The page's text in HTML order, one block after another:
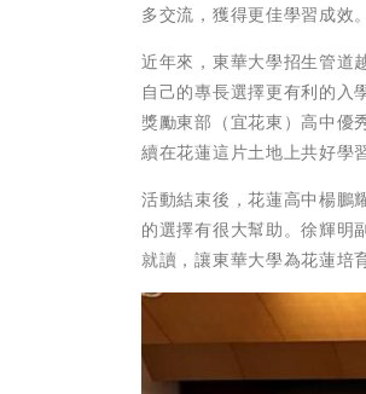
多交流，獲得更佳學習成效。
近年來，東華大學招生管道
自己的專長選擇更有利的入
獎勵東部（宜花東）高中優
續在花蓮這片土地上共好學
活動結束後，花蓮高中楊鵬
的選擇有很大幫助。徐輝明
就讀，讓東華大學為花蓮培